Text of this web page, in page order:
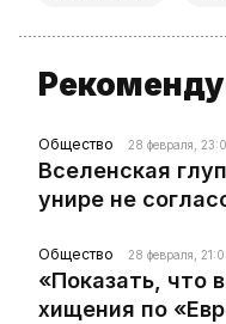
Общество 28 февраля,
Вселенская
унире не
Общество 28 февраля,
«Показать, что
хищения по